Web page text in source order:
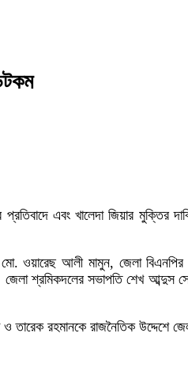
এবং খালেদা জিয়ার
মো. ওয়ারেছ আলী মামুন, জেলা
শ্রমিকদলের সভাপতি শেখ আব্দুস
তারেক রহমানকে রাজনৈতিক উদ্দেশে